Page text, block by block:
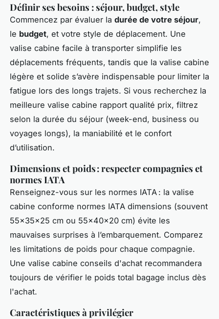
Définir ses besoins : séjour, budget, style
Commencez par évaluer la durée de votre séjour,
le budget, et votre style de déplacement. Une
valise cabine facile à transporter simplifie les
déplacements fréquents, tandis que la valise cabine
légère et solide s’avère indispensable pour limiter la
fatigue lors des longs trajets. Si vous recherchez la
meilleure valise cabine rapport qualité prix, filtrez
selon la durée du séjour (week-end, business ou
voyages longs), la maniabilité et le confort
d’utilisation.
Dimensions et poids : respecter compagnies et
normes IATA
Renseignez-vous sur les normes IATA : la valise
cabine conforme normes IATA dimensions (souvent
55x35x25 cm ou 55x40x20 cm) évite les
mauvaises surprises à l’embarquement. Comparez
les limitations de poids pour chaque compagnie.
Une valise cabine conseils d'achat recommandera
toujours de vérifier le poids total bagage inclus dès
l'achat.
Caractéristiques à privilégier